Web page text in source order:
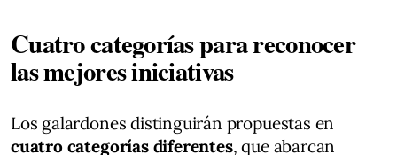
Cuatro categorías para reconocer
las mejores iniciativas
Los galardones distinguirán propuestas en
cuatro categorías diferentes, que abarcan